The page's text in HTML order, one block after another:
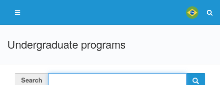
Undergraduate programs
Search